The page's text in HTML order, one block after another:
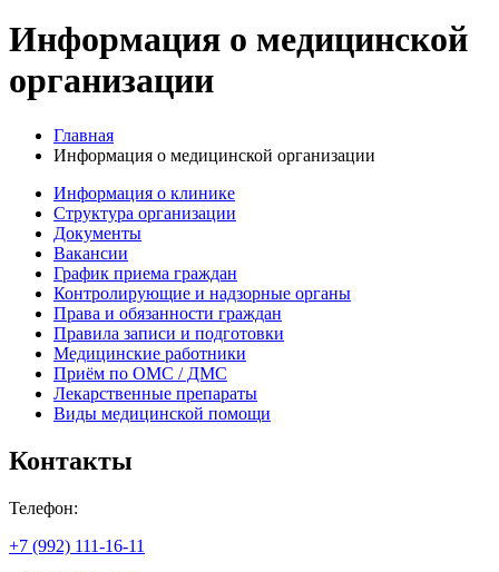
Информация о медицинской
организации
Главная
Информация о медицинской организации
Информация о клинике
Структура организации
Документы
Вакансии
График приема граждан
Контролирующие и надзорные органы
Права и обязанности граждан
Правила записи и подготовки
Медицинские работники
Приём по ОМС / ДМС
Лекарственные препараты
Виды медицинской помощи
Контакты
Телефон:
+7 (992) 111-16-11